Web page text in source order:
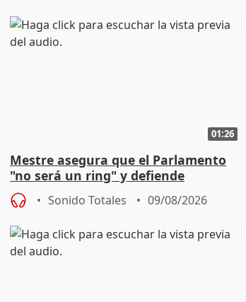
01:26
Mestre asegura que el Parlamento
"no será un ring" y defiende
"estabilidad" del pacto con Vox
Sonido Totales 09/08/2026